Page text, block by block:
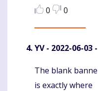
0
0
YV- 2022-06-03
Komentaras
The blank
is exactly where